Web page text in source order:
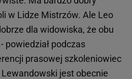
w Lidze Mistrzów. Ale Leo
dla widowiska, że obu
powiedział podczas
prasowej szkoleniowiec
jest obecnie